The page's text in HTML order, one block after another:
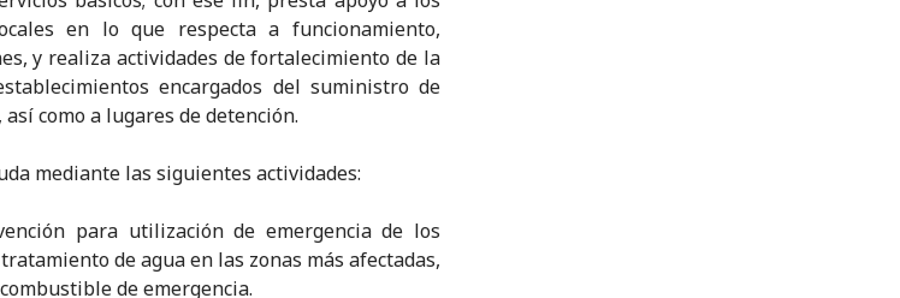
en lo que respecta a funcionamiento,
y realiza actividades de fortalecimiento de la
encargados del suministro de
como a lugares de detención.
mediante las siguientes actividades:
para utilización de emergencia de los
de agua en las zonas más afectadas,
de emergencia.